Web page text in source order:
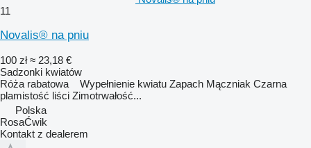
11
Novalis® na pniu
100 zł ≈ 23,18 €
Sadzonki kwiatów
Róża rabatowa Wypełnienie kwiatu Zapach Mączniak Czarna
plamistość liści Zimotrwałość...
Polska
RosaĆwik
Kontakt z dealerem